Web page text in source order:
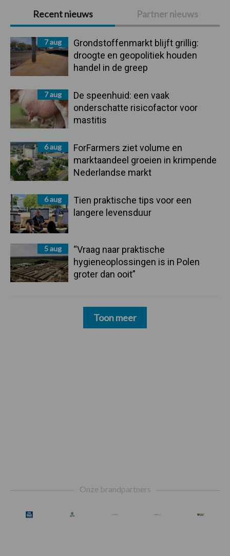
Primaire
Sidebar
Recent nieuws Partner nieuws
7 aug
Grondstoffenmarkt blijft grillig:
droogte en geopolitiek houden
handel in de greep
7 aug
De speenhuid: een vaak
onderschatte risicofactor voor
mastitis
6 aug
ForFarmers ziet volume en
marktaandeel groeien in krimpende
Nederlandse markt
6 aug
Tien praktische tips voor een
langere levensduur
5 aug
“Vraag naar praktische
hygieneoplossingen is in Polen
groter dan ooit”
Toon meer
Onze brandpartners